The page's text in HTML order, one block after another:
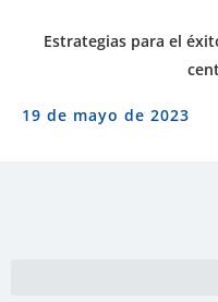
Estrategias para el
19 de mayo de 2023